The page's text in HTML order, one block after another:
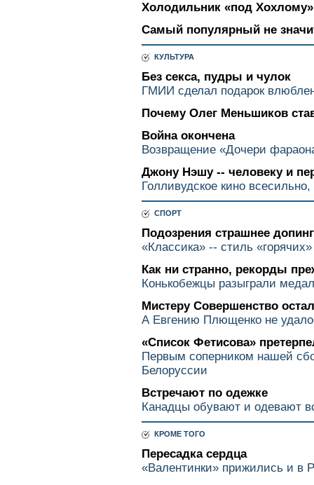
Холодильник «под Хохлому»
Самый популярный не
КУЛЬТУРА
Без секса, пудры и чулок
ГМИИ сделал подарок
Почему Олег Меньшиков
Война окончена
Возвращение «Дочери
Джону Нэшу -- человеку и
Голливудское кино
СПОРТ
Подозрения страшнее
«Классика» -- стиль
Как ни странно, рекорды
Конькобежцы разыграли
Мистеру Совершенство
А Евгению Плющенко не
«Список Фетисова»
Первым соперником нашей
Белоруссии
Встречают по одежке
Канадцы обувают и одевают
КРОМЕ ТОГО
Пересадка сердца
«Валентинки» прижились и в